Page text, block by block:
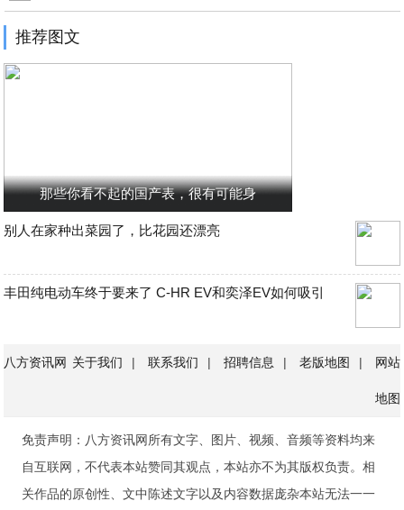
推荐图文
那些你看不起的国产表，很有可能身
别人在家种出菜园了，比花园还漂亮
丰田纯电动车终于要来了 C-HR EV和奕泽EV如何吸引
八方资讯网 关于我们 | 联系我们 | 招聘信息 | 老版地图 | 网站
地图
免责声明：八方资讯网所有文字、图片、视频、音频等资料均来
自互联网，不代表本站赞同其观点，本站亦不为其版权负责。相
关作品的原创性、文中陈述文字以及内容数据庞杂本站无法一一